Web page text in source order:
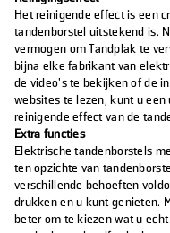
Het reinigende effect is een
tandenborstel uitstekend is.
vermogen om Tandplak te
bijna elke fabrikant van
de video's te bekijken of de
websites te lezen, kunt u
reinigende effect van de
Extra functies
Elektrische tandenborstels
ten opzichte van
verschillende behoeften
drukken en u kunt genieten.
beter om te kiezen wat u